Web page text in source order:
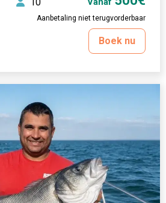
Aanbetaling niet terugvorderbaar
Boek nu